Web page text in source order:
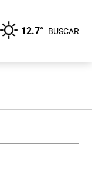
12.7° BUSCAR